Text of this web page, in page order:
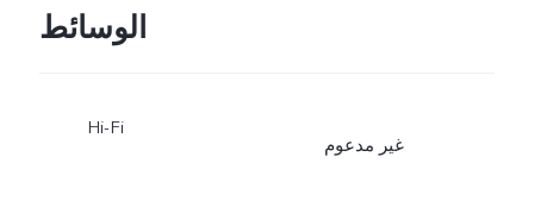
الوسائط
Hi-Fi
غير مدعوم